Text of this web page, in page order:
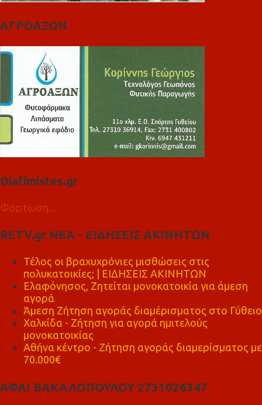
ΑΓΡΟΑΞΩΝ
Diafimistes.gr
Φόρτωση...
RETV.gr ΝΕΑ - ΕΙΔΗΣΕΙΣ ΑΚΙΝΗΤΩΝ
Τέλος οι βραχυχρόνιες μισθώσεις στις
πολυκατοικίες; | ΕΙΔΗΣΕΙΣ ΑΚΙΝΗΤΩΝ
Ελαφόνησος, Ζητείται μονοκατοικία για άμεση
αγορά
Άμεση Ζήτηση αγοράς διαμέρισματος στο Γύθειο
Χαλκίδα - Ζήτηση για αγορά ημιτελούς
μονοκατοικίας
Αθήνα κέντρο - Ζήτηση αγοράς διαμερίσματος με
70.000€
ΑΦΑΙ ΒΑΚΑΛΟΠΟΥΛΟΥ 2731026347